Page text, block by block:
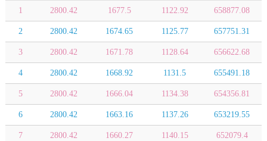
1 2800.42 1677.5 1122.92 658877.08
2 2800.42 1674.65 1125.77 657751.31
3 2800.42 1671.78 1128.64 656622.68
4 2800.42 1668.92 1131.5 655491.18
5 2800.42 1666.04 1134.38 654356.81
6 2800.42 1663.16 1137.26 653219.55
7 2800.42 1660.27 1140.15 652079.4